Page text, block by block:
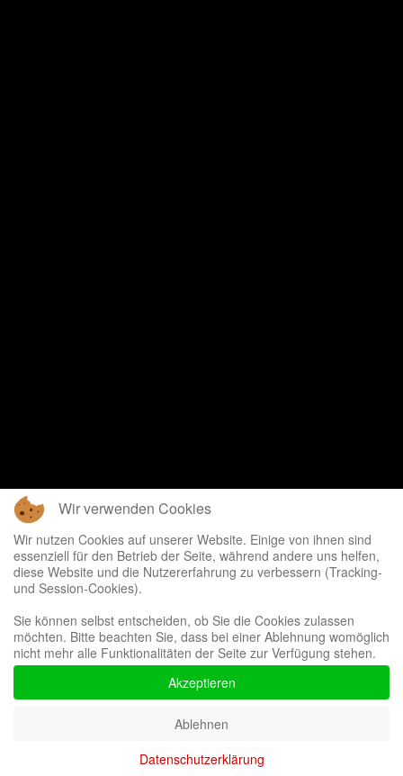
Wir verwenden Cookies
Wir nutzen Cookies auf unserer Website. Einige von ihnen sind
essenziell für den Betrieb der Seite, während andere uns helfen,
diese Website und die Nutzererfahrung zu verbessern (Tracking-
und Session-Cookies).
Sie können selbst entscheiden, ob Sie die Cookies zulassen
möchten. Bitte beachten Sie, dass bei einer Ablehnung womöglich
nicht mehr alle Funktionalitäten der Seite zur Verfügung stehen.
Akzeptieren
Ablehnen
Datenschutzerklärung